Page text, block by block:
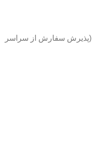
شیراز، مجتمع خلیج فارس، واحد ۴۰۱۰ (پذیرش سفارش از سراسر